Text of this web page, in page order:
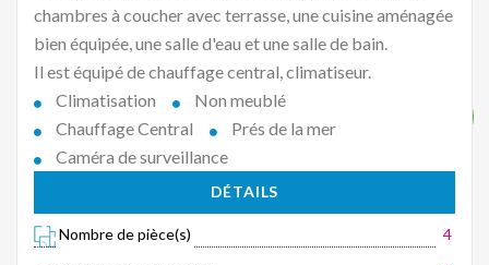
chambres à coucher avec terrasse, une cuisine aménagée
bien équipée, une salle d'eau et une salle de bain.
Il est équipé de chauffage central, climatiseur.
Climatisation
Non meublé
Chauffage Central
Prés de la mer
Caméra de surveillance
DÉTAILS
Nombre de pièce(s) 4